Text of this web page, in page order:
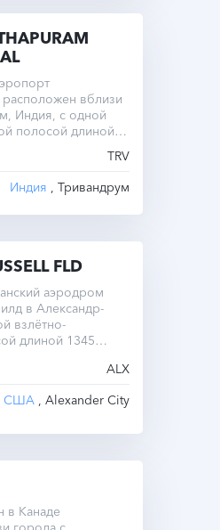
расположен вблизи
Индия, с одной
полосой длиной
TRV
Индия , Тривандрум
FLD
аэродром
в Александр-
взлётно-
длиной 1345
ALX
США , Alexander City
в Канаде